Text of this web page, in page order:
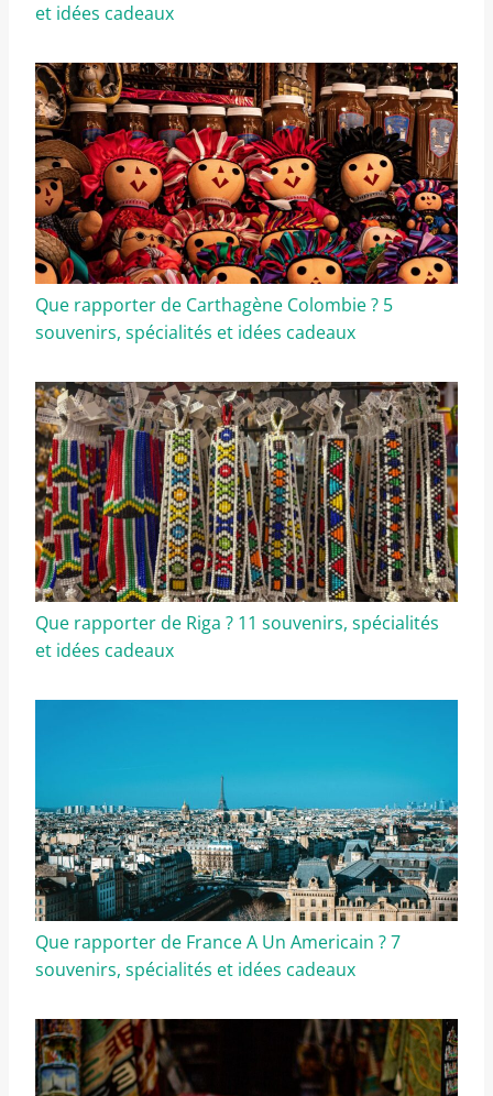
et idées cadeaux
Que rapporter de Carthagène Colombie ? 5
souvenirs, spécialités et idées cadeaux
Que rapporter de Riga ? 11 souvenirs, spécialités
et idées cadeaux
Que rapporter de France A Un Americain ? 7
souvenirs, spécialités et idées cadeaux